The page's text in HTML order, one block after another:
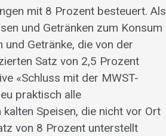
mit 8 Prozent besteuert. Als
und Getränken zum Konsum
Getränke, die von der
Satz von 2,5 Prozent
«Schluss mit der MWST-
praktisch alle
Speisen, die nicht vor Ort
von 8 Prozent unterstellt